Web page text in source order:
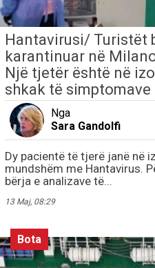
Hantavirusi/ Turistët
karantinuar në
Një tjetër është në
shkak të simptomave
Nga
Sara Gandolfi
Dy pacientë të tjerë janë në
mundshëm me Hantavirus.
bërja e analizave të...
13 Maj, 08:29
Bota